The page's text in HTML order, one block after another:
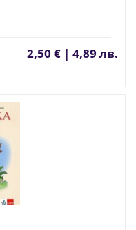
2,50 € | 4,89 лв.